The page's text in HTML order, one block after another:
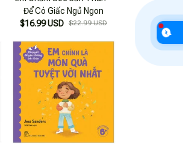
Để Có Giấc Ngủ Ngon
$16.99 USD $22.99 USD